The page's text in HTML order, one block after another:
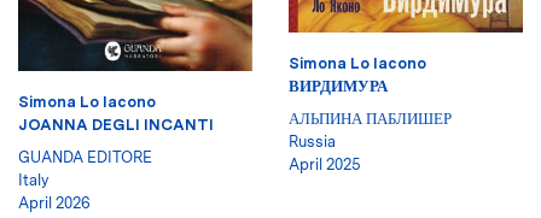
Simona Lo Iacono
JOANNA DEGLI INCANTI
GUANDA EDITORE
Italy
April 2026
Simona Lo Iacono
ВИРДИМУРА
АЛЬПИНА ПАБЛИШЕР
Russia
April 2025